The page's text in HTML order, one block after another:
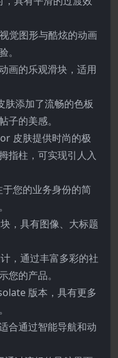
觉图形与酷炫的动画
。
画的乐观滑块，适用
肤添加了流畅的色板
子的美感。
皮肤提供时尚的极
指柱，可实现引人入
您的业务身份的简
，具有图像、大标题
，通过丰富多彩的社
您的产品。
版本，具有更多
合通过智能导航和动